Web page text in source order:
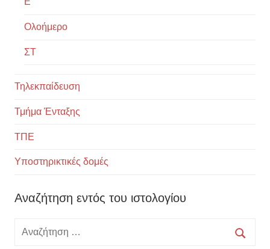
Ολοήμερο
ΣΤ
Τηλεκπαίδευση
Τμήμα Ένταξης
ΤΠΕ
Υποστηρικτικές δομές
Αναζήτηση εντός του ιστολογίου
Αναζήτηση